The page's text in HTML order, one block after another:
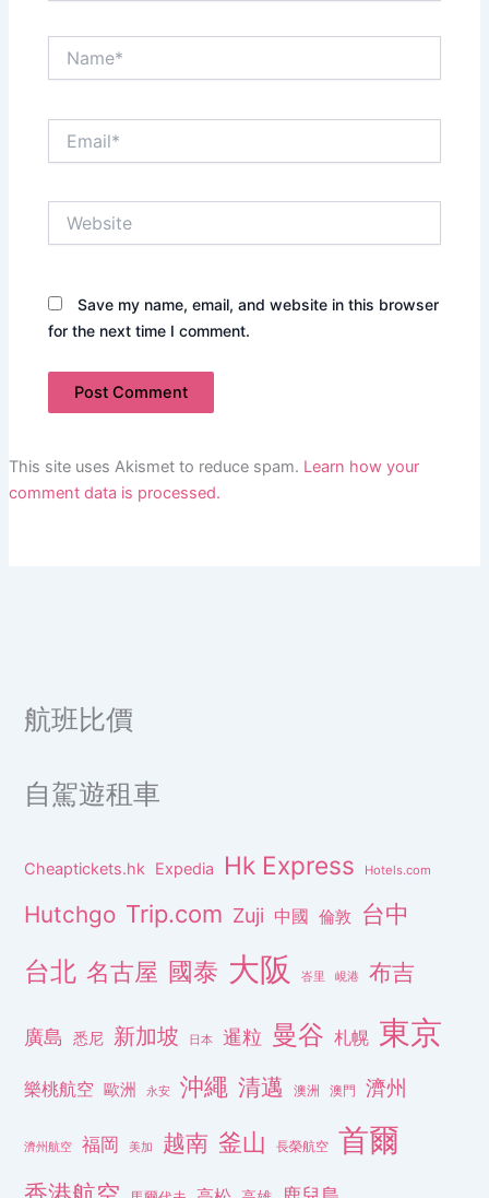
Save my name, email, and website in this browser
for the next time I comment.
This site uses Akismet to reduce spam. Learn how your
comment data is processed.
航班比價
自駕遊租車
Cheaptickets.hk Expedia Hk Express Hotels.com
Hutchgo Trip.com Zuji 中國 倫敦 台中
台北 名古屋 國泰 大阪 峇里 峴港 布吉
廣島 悉尼 新加坡 日本 暹粒 曼谷 札幌 東京
樂桃航空 歐洲 永安 沖繩 清邁 澳洲 澳門 濟州
濟州航空 福岡 美加 越南 釜山 長榮航空 首爾